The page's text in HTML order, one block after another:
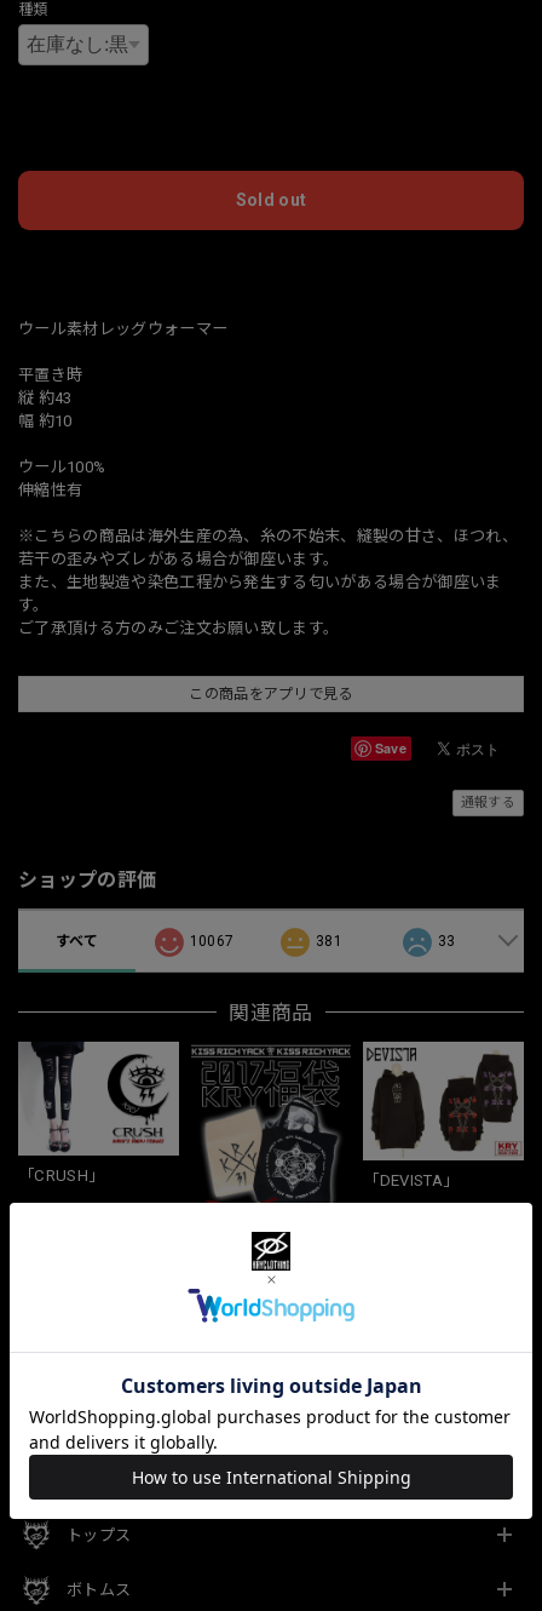
種類
Sold out
ウール素材レッグウォーマー
平置き時
縦 約43
幅 約10
ウール100%
伸縮性有
※こちらの商品は海外生産の為、糸の不始末、縫製の甘さ、ほつれ、
若干の歪みやズレがある場合が御座います。
また、生地製造や染色工程から発生する匂いがある場合が御座いま
す。
ご了承頂ける方のみご注文お願い致します。
この商品をアプリで見る
Save
通報する
ショップの評価
すべて 10067 381 33
関連商品
「CRUSH」
「2017福袋」バッグ
無し
「DEVISTA」
最近チェックした商品
トップス
ボトムス